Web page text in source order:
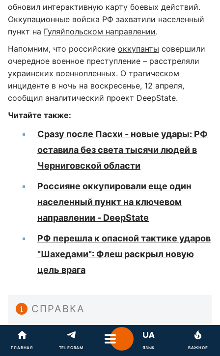
обновил интерактивную карту боевых действий.
Оккупационные войска РФ захватили населенный
пункт на Гуляйпольском направлении.
Напомним, что российские оккупанты совершили
очередное военное преступление – расстреляли
украинских военнопленных. О трагическом
инциденте в ночь на воскресенье, 12 апреля,
сообщил аналитический проект DeepState.
Читайте также:
Сразу после Пасхи - новые удары: РФ
оставила без света тысячи людей в
Черниговской области
Россияне оккупировали еще один
населенный пункт на ключевом
направлении - DeepState
РФ перешла к опасной тактике ударов
"Шахедами": Флеш раскрыл новую
цель врага
СПРАВКА
О персонаже: Павел
Лакийчук
ГЛАВНАЯ TELEGRAM ЯЗЫК ВАЖНОЕ